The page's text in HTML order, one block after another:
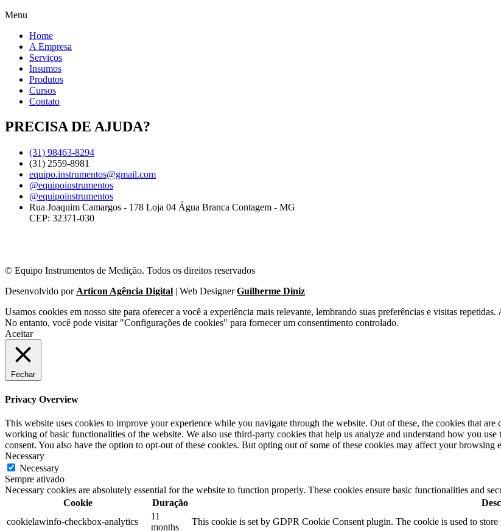
Menu
Home
A Empresa
Serviços
Insumos
Produtos
Cursos
Contato
PRECISA DE AJUDA?
(31) 98463-8294
(31) 2559-8981
equipo.instrumentos@gmail.com
@equipoinstrumentos
@equipoinstrumentos
Rua Joaquim Camargos - 178 Loja 04 Água Branca Contagem - MG
CEP: 32371-030
© Equipo Instrumentos de Medição. Todos os direitos reservados
Desenvolvido por Articon Agência Digital | Web DesignerGuilherme Diniz
Usamos cookies em nosso site para oferecer a você a experiência mais relevante, lembrando suas preferências e visitas
No entanto, você pode visitar "Configurações de cookies" para fornecer um consentimento controlado.
Aceitar
Fechar
Privacy Overview
This website uses cookies to improve your experience while you navigate through the website. Out of these, the cookies that are
working of basic functionalities of the website. We also use third-party cookies that help us analyze and understand how you
consent. You also have the option to opt-out of these cookies. But opting out of some of these cookies may affect your browsing
Necessary
Necessary
Sempre ativado
Necessary cookies are absolutely essential for the website to function properly. These cookies ensure basic functionalities and
Cookie
Duração
cookielawinfo-checkbox-analytics
11
months
This cookie is set by GDPR Cookie Consent plugin. The cookie is used to